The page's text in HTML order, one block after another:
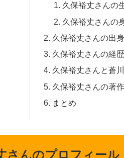
久保裕丈さんの
久保裕丈さんの
久保裕丈さんの出
久保裕丈さんの経
久保裕丈さんと蒼
久保裕丈さんの著
まとめ
さんのプロフィール